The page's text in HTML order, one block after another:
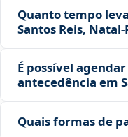
Quanto tempo
Santos Reis,
É possível
antecedência em
Quais formas de